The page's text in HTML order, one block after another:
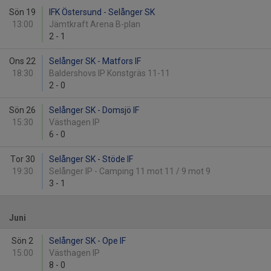
Sön 19
13:00
IFK Östersund - Selånger SK
Jämtkraft Arena B-plan
2 - 1
Ons 22
18:30
Selånger SK - Matfors IF
Baldershovs IP Konstgräs 11-11
2 - 0
Sön 26
15:30
Selånger SK - Domsjö IF
Västhagen IP
6 - 0
Tor 30
19:30
Selånger SK - Stöde IF
Selånger IP - Camping 11 mot 11 / 9 mot 9
3 - 1
Juni
Sön 2
15:00
Selånger SK - Ope IF
Västhagen IP
8 - 0